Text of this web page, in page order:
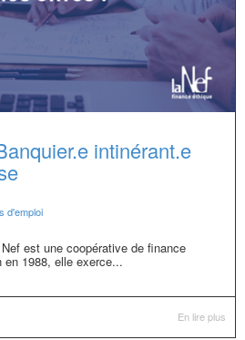
intinérant.e
d'emploi
est une coopérative de finance
1988, elle exerce...
En lire plus